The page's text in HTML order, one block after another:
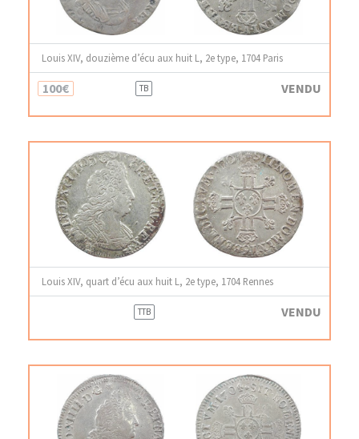
Louis XIV, douzième d’écu aux huit L, 2e type, 1704 Paris
100€ TB VENDU
Louis XIV, quart d’écu aux huit L, 2e type, 1704 Rennes
TTB VENDU